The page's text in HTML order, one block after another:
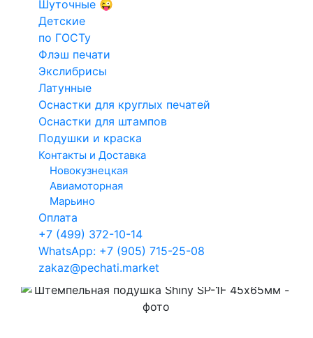
Шуточные 😜
Детские
по ГОСТу
Флэш печати
Экслибрисы
Латунные
Оснастки для круглых печатей
Оснастки для штампов
Подушки и краска
Контакты и Доставка
Новокузнецкая
Авиамоторная
Марьино
Оплата
+7 (499) 372-10-14
WhatsApp: +7 (905) 715-25-08
zakaz@pechati.market
Факсимиле
Для такси
Кадастровый
инженер
Арб.
управляющий
Доставка курьером -
Отправка почтой России -
С этим товаром приобретают:
основе Shiny S-63
СИНЯЯ 28ml
300